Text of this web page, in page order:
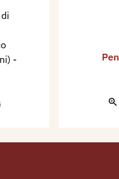
A XI, p. 510.
d'Arte
- Rivista
- A XI, p. 1047.
dei primi
Chiodini, Novara,
67.
-